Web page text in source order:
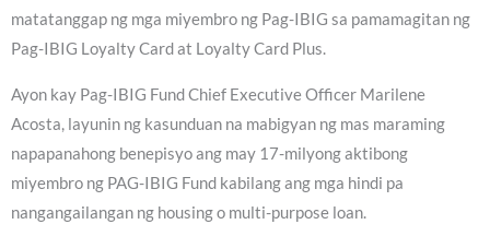
matatanggap ng mga miyembro ng Pag-IBIG sa pamamagitan ng
Pag-IBIG Loyalty Card at Loyalty Card Plus.
Ayon kay Pag-IBIG Fund Chief Executive Officer Marilene
Acosta, layunin ng kasunduan na mabigyan ng mas maraming
napapanahong benepisyo ang may 17-milyong aktibong
miyembro ng PAG-IBIG Fund kabilang ang mga hindi pa
nangangailangan ng housing o multi-purpose loan.